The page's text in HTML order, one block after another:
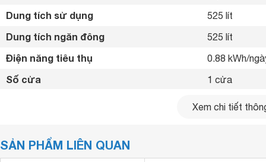
Sản phẩm được trang bị gas R600A thân thiện với môi
giúp giảm chi phí cho người dùng.
Dung tích sử dụng 525 lít
Dung tích ngăn đông 525 lít
Điện năng tiêu thụ 0.88 kWh/
Số cửa 1 cửa
1 ngăn đông
Nhiệt độ ngăn đông
Xem chi tiết
SẢN PHẨM LIÊN QUAN